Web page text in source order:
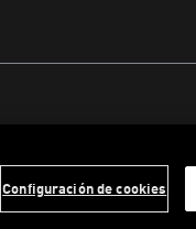
Configuración de cookies